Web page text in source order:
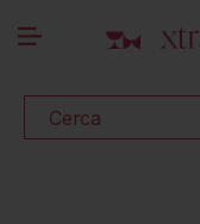
ai contenuti
Cerca